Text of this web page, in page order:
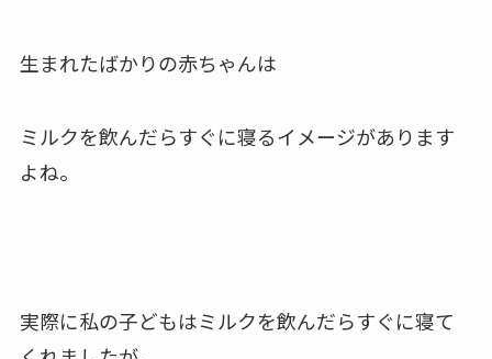
生まれたばかりの赤ちゃんは
ミルクを飲んだらすぐに寝るイメージがあります
よね。
実際に私の子どもはミルクを飲んだらすぐに寝て